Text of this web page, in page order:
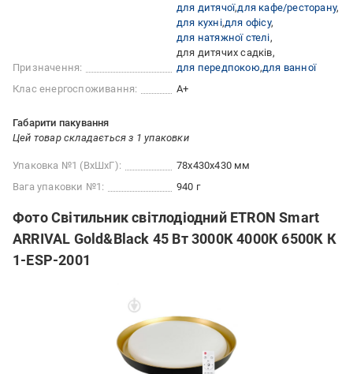
Призначення:
для дитячої для кафе/ресторану
для кухні для офісу
для натяжної стелі
для дитячих садків
для передпокою для ванної
Клас енергоспоживання:
A+
Габарити пакування
Цей товар складається з 1 упаковки
Упаковка №1 (ВхШхГ):
78x430x430 мм
Вага упаковки №1:
940 г
Фото Світильник світлодіодний ETRON Smart
ARRIVAL Gold&Black 45 Вт 3000К 4000К 6500К К
1-ESP-2001